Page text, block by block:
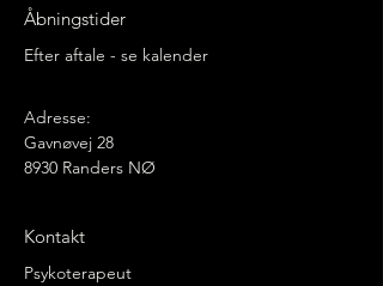
Åbningstider
Efter aftale - se kalender
Adresse:
Gavnøvej 28
8930 Randers NØ
Kontakt
Psykoterapeut